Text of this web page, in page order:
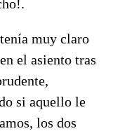
muy claro
el asiento tras
si aquello le
los dos